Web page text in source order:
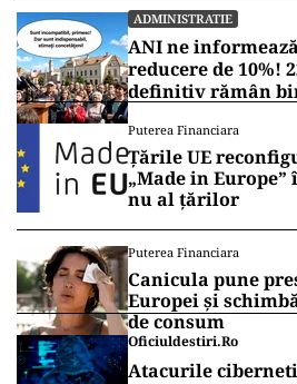
ADMINISTRATIE
ANI ne
reducere de 10%!
definitiv rămân
Puterea Financiara
Țările UE
„Made in
nu al țărilor
Puterea Financiara
Canicula pune
Europei și
de consum
Oficiuldestiri.ro
Atacurile